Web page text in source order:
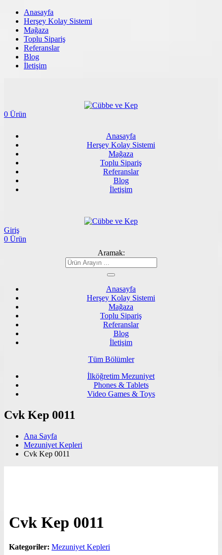
Anasayfa
Herşey Kolay Sistemi
Mağaza
Toplu Sipariş
Referanslar
Blog
İletişim
0 Ürün
Anasayfa
Herşey Kolay Sistemi
Mağaza
Toplu Sipariş
Referanslar
Blog
İletişim
Giriş
0 Ürün
Aramak:
Anasayfa
Herşey Kolay Sistemi
Mağaza
Toplu Sipariş
Referanslar
Blog
İletişim
Tüm Bölümler
İlköğretim Mezuniyet
Phones & Tablets
Video Games & Toys
Cvk Kep 0011
Ana Sayfa
Mezuniyet Kepleri
Cvk Kep 0011
Cvk Kep 0011
Kategoriler: Mezuniyet Kepleri